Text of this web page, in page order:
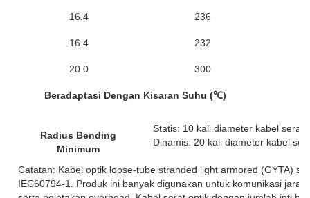
16.4 236
16.4 232
20.0 300
Beradaptasi Dengan Kisaran Suhu (℃)
Radius Bending
Minimum
Statis: 10 kali diameter kabel serat
Dinamis: 20 kali diameter kabel
Catatan: Kabel optik loose-tube stranded light armored (GYTA)
IEC60794-1. Produk ini banyak digunakan untuk komunikasi